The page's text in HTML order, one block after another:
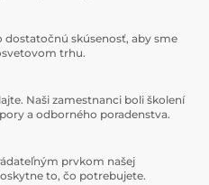
skúsenosť, aby sme
trhu.
Naši zamestnanci boli školení
a odborného poradenstva.
prvkom našej
to, čo potrebujete.